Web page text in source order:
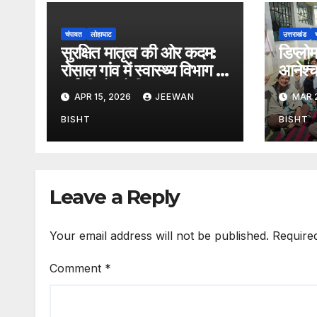
चंपावत लोहाघाट
सुरक्षित मातृत्व की ओर कदम:
रोसाल गांव में स्वास्थ्य विभाग ने
गर्भवतियों को किया जागरूक
APR 15, 2026 JEEWAN
BISHT
उत्तराखंड
समस्त
MAR
BISHT
Leave a Reply
Your email address will not be published.
Comment *